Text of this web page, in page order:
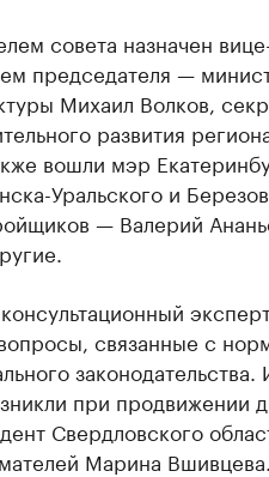
совета назначен
председателя —
Михаил Волков,
развития
вошли мэр
Уральского и
— Валерий
связанные с
при продвижении
Свердловского
Марина Вшивцева.